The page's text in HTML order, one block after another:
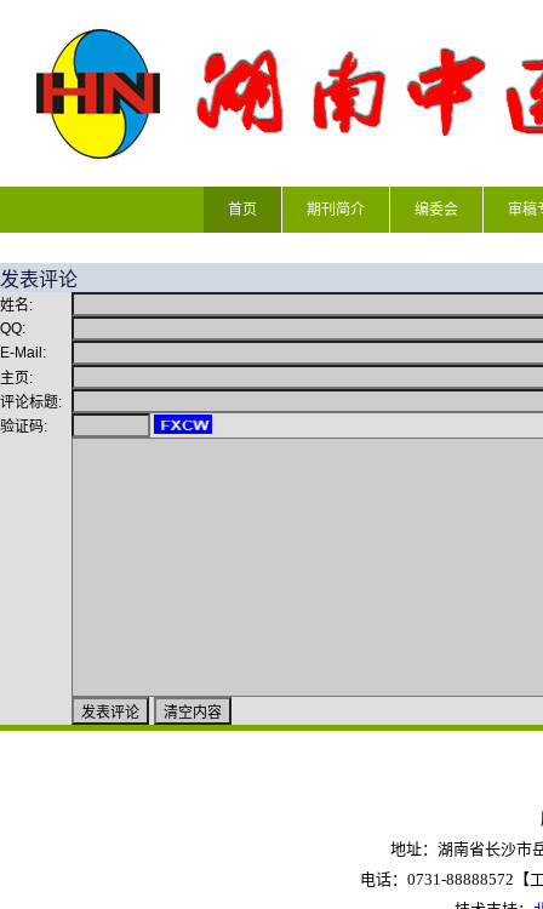
首页 期刊简介 编委会 审稿
发表评论
姓名:
QQ:
E-Mail:
主页:
评论标题:
验证码:
地址：湖南省长沙市
电话：0731-88888572【